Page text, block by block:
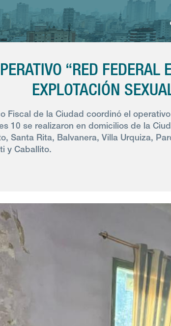
“RED FEDERAL
EXPLOTACIÓN
Fiscal de la Ciudad coordinó el
10 se realizaron en domicilios de la
Santa Rita, Balvanera, Villa Urquiza,
y Caballito.